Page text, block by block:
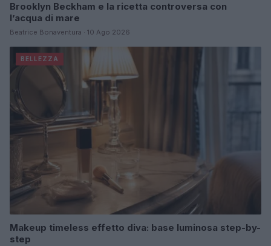
ALIMENTAZIONE
Brooklyn Beckham e la ricetta controversa con
l’acqua di mare
Beatrice Bonaventura · 10 Ago 2026
BELLEZZA
Makeup timeless effetto diva: base luminosa step-by-
step